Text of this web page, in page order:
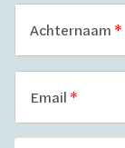
Achternaam
Email